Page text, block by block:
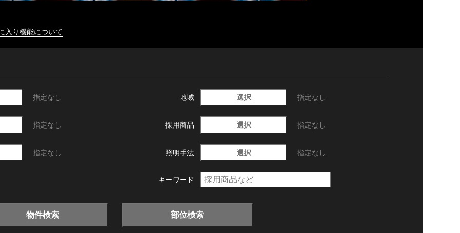
入り機能について
指定なし 地域 選択 指定なし
指定なし 採用商品 選択 指定なし
指定なし 照明手法 選択 指定なし
キーワード
物件検索 部位検索